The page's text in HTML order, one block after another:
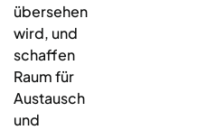
übersehen
wird, und
schaffen
Raum für
Austausch
und